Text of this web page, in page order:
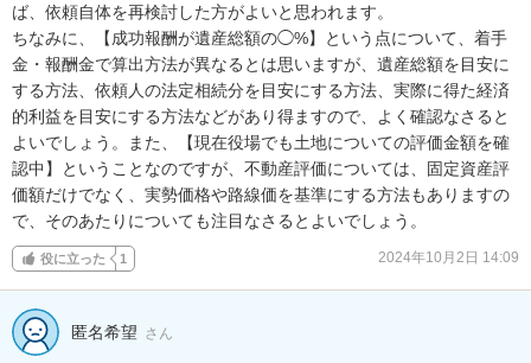
ば、依頼自体を再検討した方がよいと思われます。
ちなみに、【成功報酬が遺産総額の◯%】という点について、着手
金・報酬金で算出方法が異なるとは思いますが、遺産総額を目安に
する方法、依頼人の法定相続分を目安にする方法、実際に得た経済
的利益を目安にする方法などがあり得ますので、よく確認なさると
よいでしょう。また、【現在役場でも土地についての評価金額を確
認中】ということなのですが、不動産評価については、固定資産評
価額だけでなく、実勢価格や路線価を基準にする方法もありますの
で、そのあたりについても注目なさるとよいでしょう。
役に立った 1 2024年10月2日 14:09
匿名希望 さん